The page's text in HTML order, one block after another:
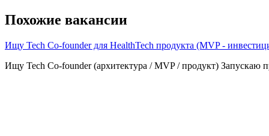
Похожие вакансии
Ищу Tech Co-founder для HealthTech продукта (MVP -
Ищу Tech Co-founder (архитектура / MVP / продукт) Запускаю